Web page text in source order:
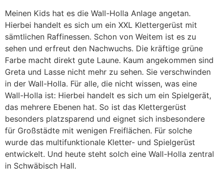
Meinen Kids hat es die Wall-Holla Anlage angetan.
Hierbei handelt es sich um ein XXL Klettergerüst mit
sämtlichen Raffinessen. Schon von Weitem ist es zu
sehen und erfreut den Nachwuchs. Die kräftige grüne
Farbe macht direkt gute Laune. Kaum angekommen sind
Greta und Lasse nicht mehr zu sehen. Sie verschwinden
in der Wall-Holla. Für alle, die nicht wissen, was eine
Wall-Holla ist: Hierbei handelt es sich um ein Spielgerät,
das mehrere Ebenen hat. So ist das Klettergerüst
besonders platzsparend und eignet sich insbesondere
für Großstädte mit wenigen Freiflächen. Für solche
wurde das multifunktionale Kletter- und Spielgerüst
entwickelt. Und heute steht solch eine Wall-Holla zentral
in Schwäbisch Hall.